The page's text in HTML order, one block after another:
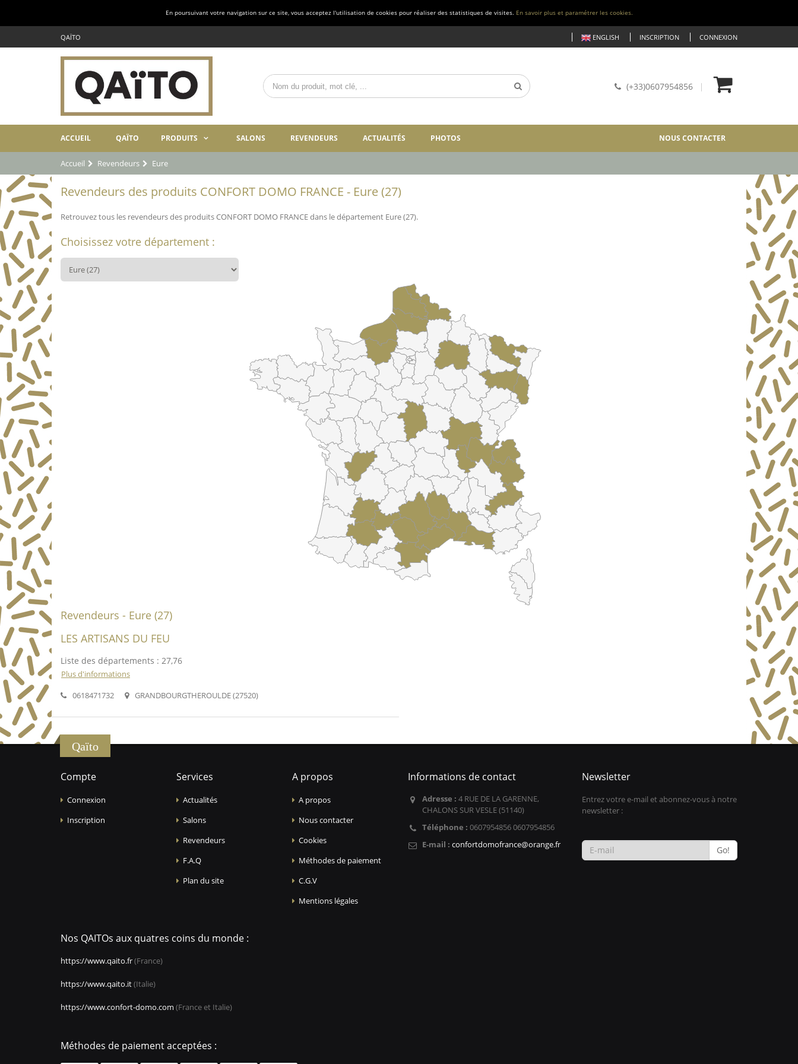
En poursuivant votre navigation sur ce site, vous acceptez l'utilisation de cookies pour réaliser des statistiques de visites. En savoir plus et paramétrer les cookies.
QAÏTO ENGLISH INSCRIPTION CONNEXION
(+33)0607954856
ACCUEIL QAÏTO PRODUITS SALONS REVENDEURS ACTUALITÉS PHOTOS NOUS CONTACTER
Accueil Revendeurs Eure
Revendeurs des produits CONFORT DOMO FRANCE - Eure (27)
Retrouvez tous les revendeurs des produits CONFORT DOMO FRANCE dans le département Eure (27).
Choisissez votre département :
Revendeurs - Eure (27)
LES ARTISANS DU FEU
Liste des départements : 27,76
Plus d'informations
0618471732
GRANDBOURGTHEROULDE (27520)
Qaïto
Compte
Connexion
Inscription
Services
Actualités
Salons
Revendeurs
F.A.Q
Plan du site
A propos
A propos
Nous contacter
Cookies
Méthodes de paiement
C.G.V
Mentions légales
Informations de contact
Adresse : 4 RUE DE LA GARENNE,
CHALONS SUR VESLE (51140)
Téléphone : 0607954856 0607954856
E-mail : confortdomofrance@orange.fr
Newsletter
Entrez votre e-mail et abonnez-vous à notre
newsletter :
Go!
Nos QAITOs aux quatres coins du monde :
https://www.qaito.fr(France)
https://www.qaito.it(Italie)
https://www.confort-domo.com (France et Italie)
Méthodes de paiement acceptées :